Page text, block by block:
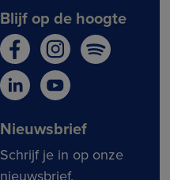
Blijf op de hoogte
Nieuwsbrief
Schrijf je in op onze